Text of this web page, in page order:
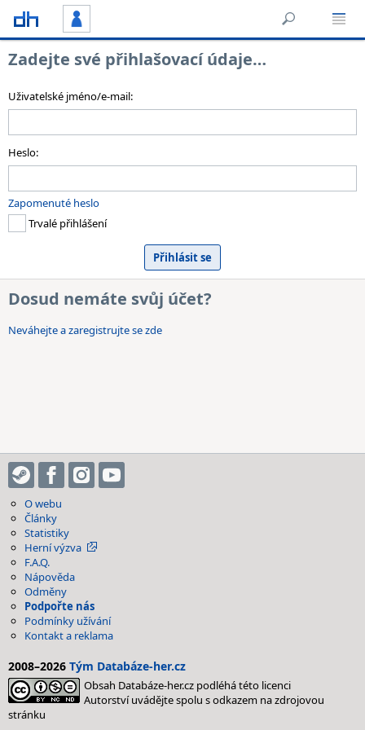
Zadejte své přihlašovací údaje…
Uživatelské jméno/e-mail:
Heslo:
Zapomenuté heslo
Trvalé přihlášení
Dosud nemáte svůj účet?
Neváhejte a zaregistrujte se zde
O webu
Články
Statistiky
Herní výzva
F.A.Q.
Nápověda
Odměny
Podpořte nás
Podmínky užívání
Kontakt a reklama
2008–2026 Tým Databáze-her.cz
Obsah Databáze-her.cz podléhá této licenci
Autorství uvádějte spolu s odkazem na zdrojovou
stránku